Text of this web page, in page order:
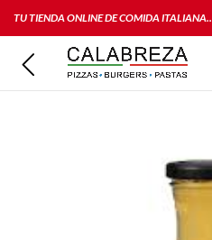
TU TIENDA ONLINE DE COMIDA ITALIANA..